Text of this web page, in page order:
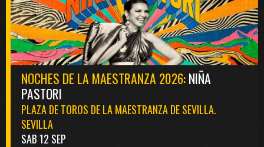
NOCHES DE LA MAESTRANZA 2026:NIÑA
PASTORI
PLAZA DE TOROS DE LA MAESTRANZA DE SEVILLA.
SEVILLA
SAB 12 SEP